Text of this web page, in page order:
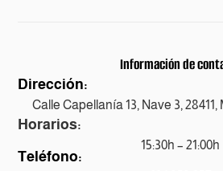
Información de
Dirección:
Calle Capellanía 13, Nave 3,
Horarios:
15:30h – 21:00h
Teléfono: